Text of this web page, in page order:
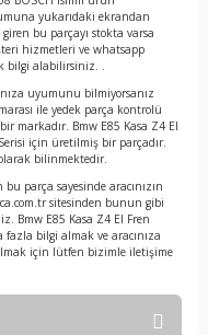
yukarıdaki ekrandan
bu parçayı stokta varsa
hizmetleri ve whatsapp
bilgi alabilirsiniz. .
uyumunu bilmiyorsanız
ile yedek parça kontrolü
markadır. Bmw E85 Kasa Z4 El
için üretilmiş bir parçadır.
bilinmektedir.
parça sayesinde aracınızın
sitesinden bunun gibi
Bmw E85 Kasa Z4 El Fren
fazla bilgi almak ve aracınıza
için lütfen bizimle iletişime